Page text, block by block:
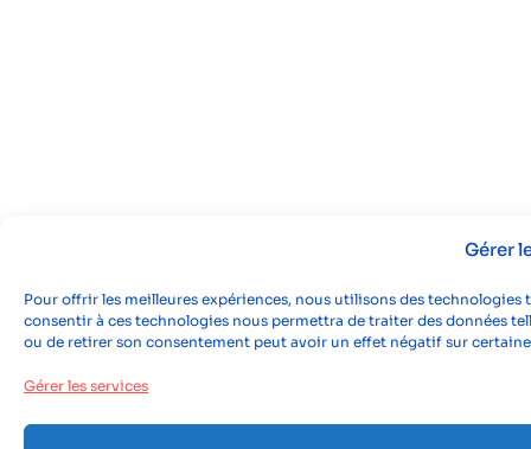
Gérer
Pour offrir les meilleures expériences, nous utilisons des
consentir à ces technologies nous permettra de traiter des données
ou de retirer son consentement peut avoir un effet négatif sur
Gérer les services